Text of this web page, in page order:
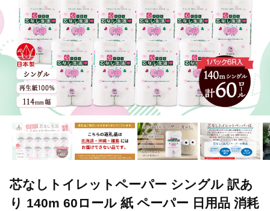
芯なしトイレットペーパー シングル 訳あ
り 140m 60ロール 紙 ペーパー 日用品 消耗